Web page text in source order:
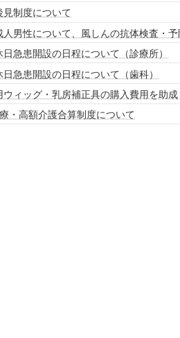
見制度について
人男性について、風しんの抗体検査・
日急患開設の日程について（診療所）
日急患開設の日程について（歯科）
ウィッグ・乳房補正具の購入費用を助
・高額介護合算制度について